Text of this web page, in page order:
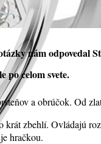
nám odpovedal
po celom svete.
a obrúčok. Od
krát zbehlí. Ovládajú
hračkou.